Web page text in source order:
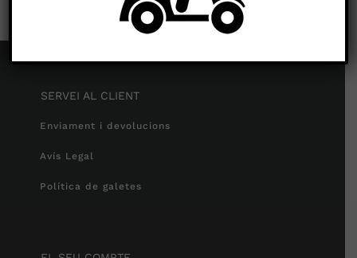
SERVEI AL CLIENT
Enviament i devolucions
Avís Legal
Política de galetes